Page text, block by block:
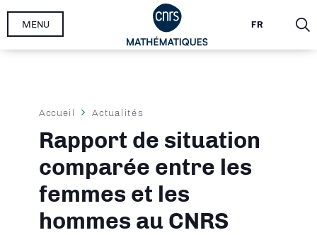
Aller
FR
MENU
Fil
d'Ariane
Accueil Actualités
Rapport de situation
comparée entre les
femmes et les
hommes au CNRS